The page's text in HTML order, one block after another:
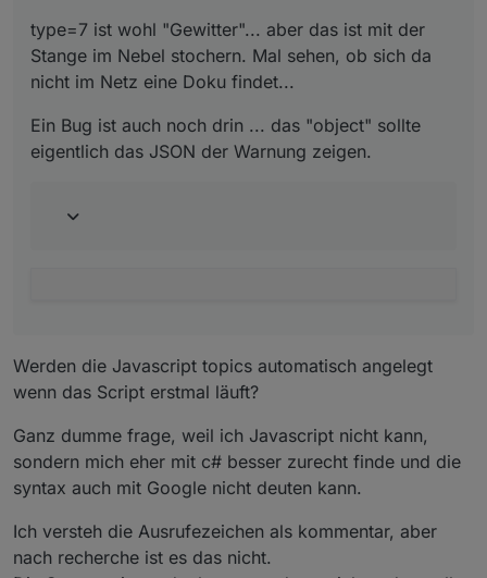
url='http://feed.alertspro.meteogroup.co
m/AlertsPro/AlertsProPollService.php?
method=getWarning&language=de&areaID=XXX
url=url.replace("XXXAREAXXX",warncellid)
; ! function createStates(n){ for (var
i=0; i<n;
{type:/createstate(channelid+".warning."
+i+".object","",forceinitstates,
+i+".begin",0,forceinitstates,
{type:/createstate(channelid+".warning."
+i+".end",0,forceinitstates,
{type:/createstate(channelid+".warning."
{type:/'number'});/createstate(channelid
+".warning."+i+".type",0,forceinitstates
type=7 ist wohl "Gewitter"... aber das ist mit der
Stange im Nebel stochern. Mal sehen, ob sich da
nicht im Netz eine Doku findet...
Ein Bug ist auch noch drin ... das "object" sollte
eigentlich das JSON der Warnung zeigen.
Werden die Javascript topics automatisch angelegt
wenn das Script erstmal läuft?
Ganz dumme frage, weil ich Javascript nicht kann,
sondern mich eher mit c# besser zurecht finde und die
syntax auch mit Google nicht deuten kann.
Ich versteh die Ausrufezeichen als kommentar, aber
nach recherche ist es das nicht.